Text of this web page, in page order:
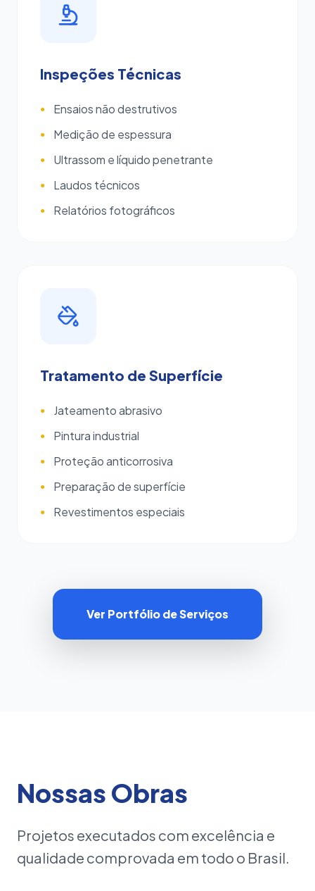
Inspeções Técnicas
● Ensaios não destrutivos
● Medição de espessura
● Ultrassom e líquido penetrante
● Laudos técnicos
● Relatórios fotográficos
Tratamento de Superfície
● Jateamento abrasivo
● Pintura industrial
● Proteção anticorrosiva
● Preparação de superfície
● Revestimentos especiais
Ver Portfólio de Serviços
Nossas Obras
Projetos executados com excelência e
qualidade comprovada em todo o Brasil.